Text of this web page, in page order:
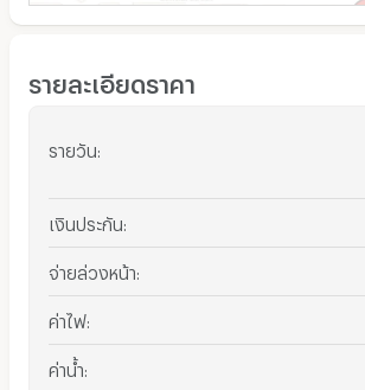
รายละเอียดราคา
รายวัน
เงินประกัน
จ่ายล่วงหน้า
ค่าไฟ:
ค่าน้ำ